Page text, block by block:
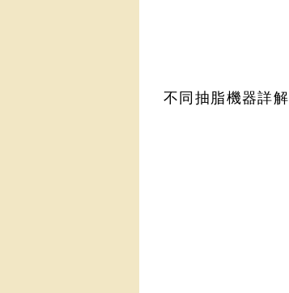
不同抽脂機器詳解